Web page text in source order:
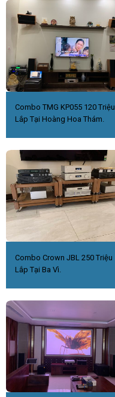
Combo TMG KP055 120 Triệu
Lắp Tại Hoàng Hoa Thám.
Combo Crown JBL 250 Triệu
Lắp Tại Ba Vì.